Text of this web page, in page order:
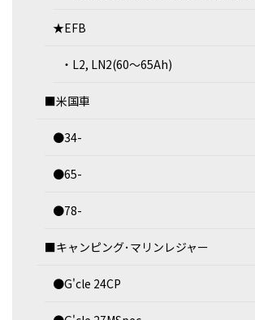
★EFB
・L2, LN2(60～65Ah)
■米国車
●34-
●65-
●78-
■キャンピング･マリンレジャー
●G'cle 24CP